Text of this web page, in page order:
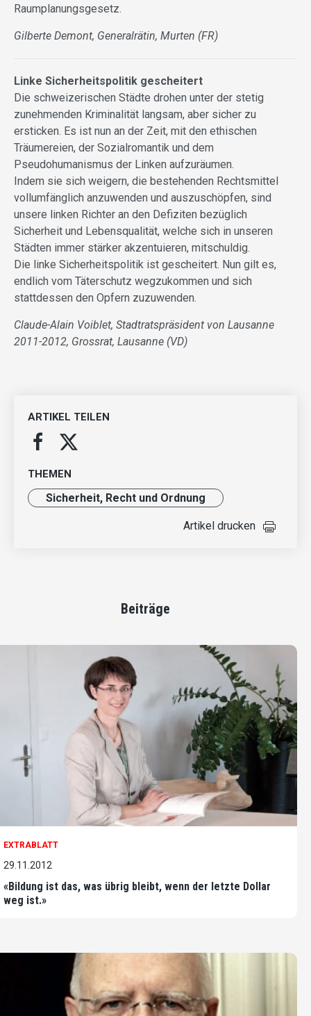
Raumplanungsgesetz.
Gilberte Demont, Generalrätin, Murten (FR)
Linke Sicherheitspolitik gescheitert
Die schweizerischen Städte drohen unter der stetig
zunehmenden Kriminalität langsam, aber sicher zu
ersticken. Es ist nun an der Zeit, mit den ethischen
Träumereien, der Sozialromantik und dem
Pseudohumanismus der Linken aufzuräumen.
Indem sie sich weigern, die bestehenden Rechtsmittel
vollumfänglich anzuwenden und auszuschöpfen, sind
unsere linken Richter an den Defiziten bezüglich
Sicherheit und Lebensqualität, welche sich in unseren
Städten immer stärker akzentuieren, mitschuldig.
Die linke Sicherheitspolitik ist gescheitert. Nun gilt es,
endlich vom Täterschutz wegzukommen und sich
stattdessen den Opfern zuzuwenden.
Claude-Alain Voiblet, Stadtratspräsident von Lausanne
2011-2012, Grossrat, Lausanne (VD)
ARTIKEL TEILEN
THEMEN
Sicherheit, Recht und Ordnung
Artikel drucken
Beiträge
EXTRABLATT
29.11.2012
«Bildung ist das, was übrig bleibt, wenn der letzte Dollar
weg ist.»